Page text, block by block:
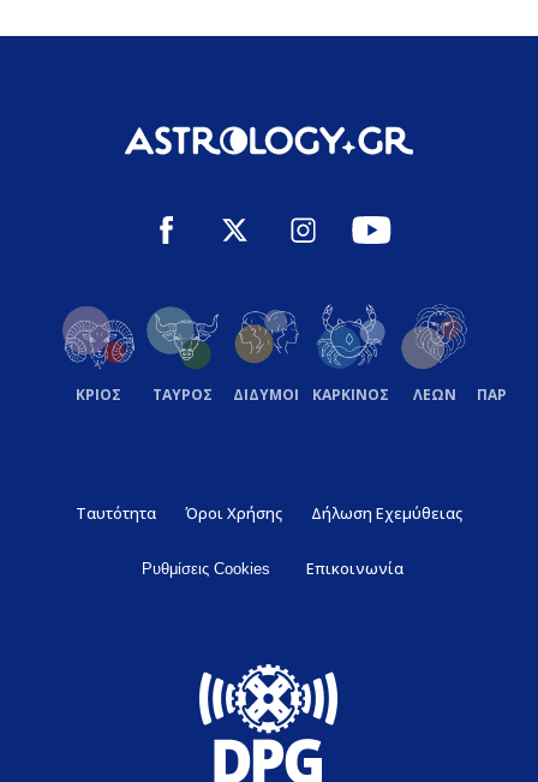
ΚΡΙΟΣ ΤΑΥΡΟΣ ΔΙΔΥΜΟΙ ΚΑΡΚΙΝΟΣ ΛΕΩΝ
Ταυτότητα Όροι Χρήσης Δήλωση Εχεμύθειας
Ρυθμίσεις Cookies Επικοινωνία